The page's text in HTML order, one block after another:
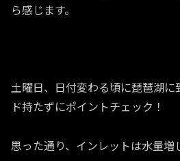
ら感じます。
土曜日、日付変わる頃に琵琶湖
ド持たずにポイントチェック！
思った通り、インレットは水量増